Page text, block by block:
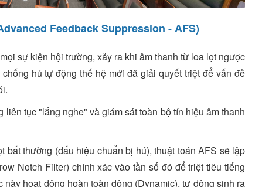
Feedback Suppression - AFS)
sự kiện hội trường, xảy ra khi âm thanh từ loa lọt ngược
hú tự động thế hệ mới đã giải quyết triệt để vấn đề
tục "lắng nghe" và giám sát toàn bộ tín hiệu âm thanh
thường (dấu hiệu chuẩn bị hú), thuật toán AFS sẽ lập
Notch Filter) chính xác vào tần số đó để triệt tiêu tiếng
hoạt động hoàn toàn động (Dynamic), tự động sinh ra